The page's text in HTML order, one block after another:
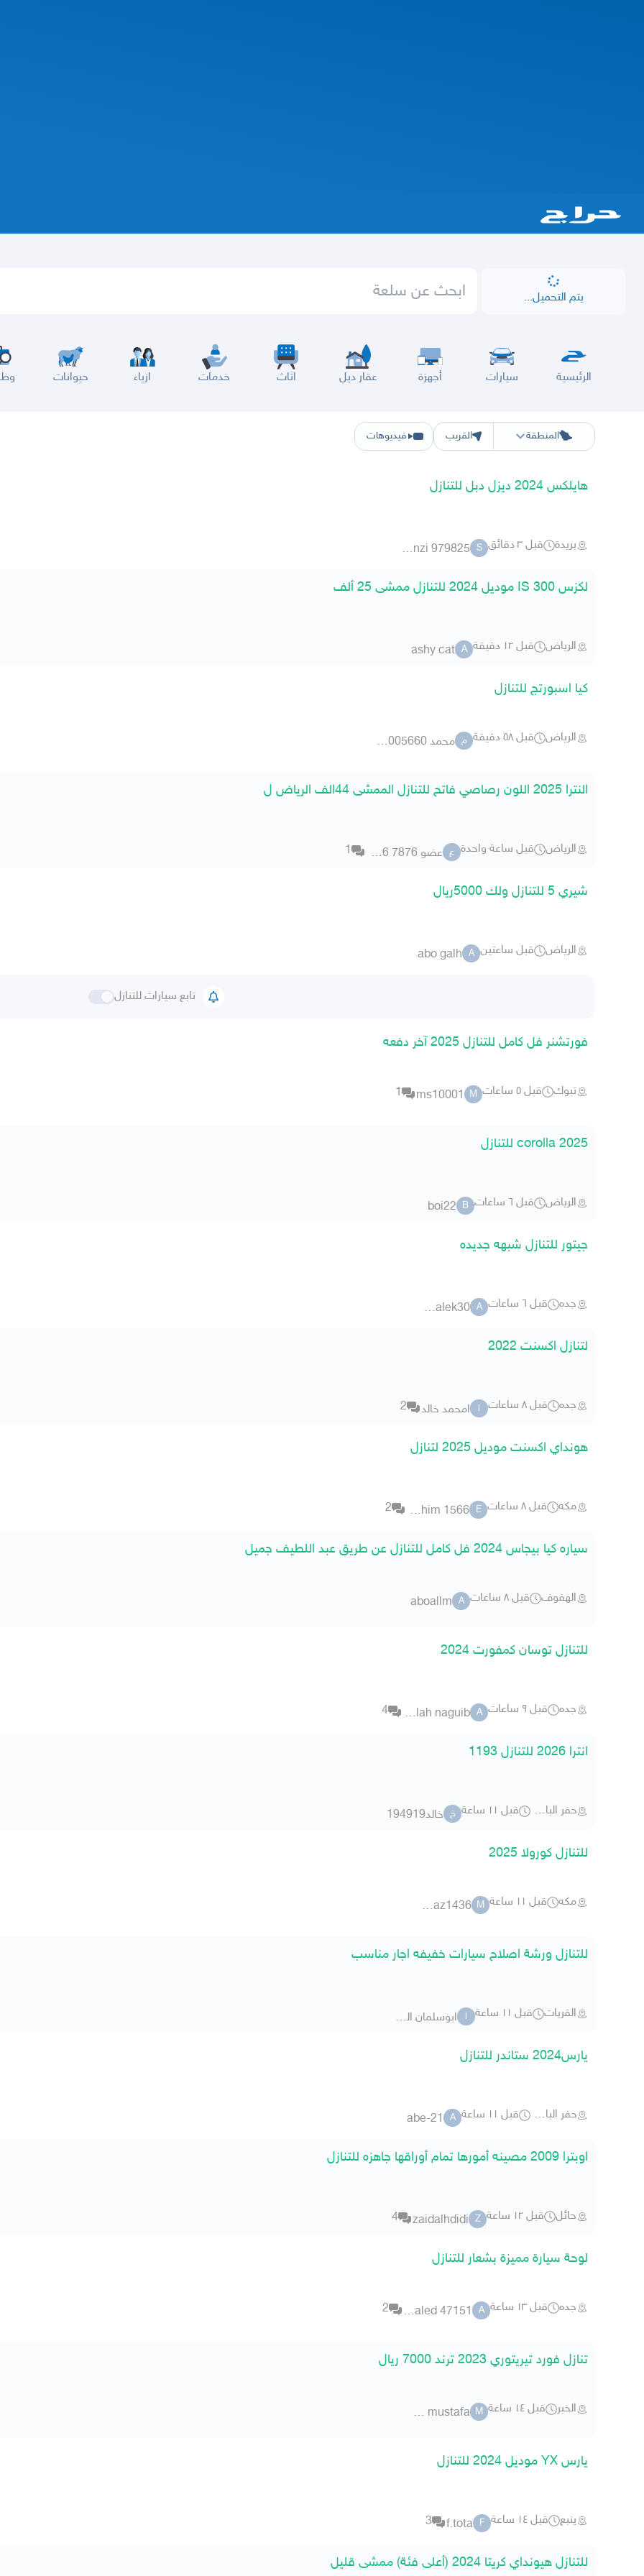
يتم التحميل...
الرئيسية سيارات أجهزة عقار ديل اثاث خدمات ازياء حيوانات
المنطقة
الرياض الشرقيه حفر الباطن المدينة القصيم
القريب فيديوهات
هايلكس 2024 ديزل دبل للتنازل
بريدة قبل ٣ دقائق S
sami alanzi 979825
لكزس IS 300 موديل 2024 للتنازل ممشى 25 ألف
الرياض قبل ١٢ دقيقة A
ashy cat
كيا اسبورتج للتنازل
الرياض قبل ٥٨ دقيقة م محمد 00000000005660
النترا 2025 اللون رصاصي فاتح للتنازل الممشى 44الف الرياض ل
الرياض قبل ساعة واحدة ع عضو 7876 3526 1
شيري 5 للتنازل ولك 5000ريال
الرياض قبل ساعتين A
abo galh
تابع سيارات للتنازل
فورتشنر فل كامل للتنازل 2025 آخر دفعه
تبوك قبل ٥ ساعات M
ms10001
1
2025 corolla للتنازل
الرياض قبل ٦ ساعات B
boi22
جيتور للتنازل شبهه جديده
جده قبل ٦ ساعات A
abumalek30
لتنازل اكسنت 2022
جده قبل ٨ ساعات ا امحمد خالد 2
هونداي اكسنت موديل 2025 لتنازل
مكه قبل ٨ ساعات E
ebrahim 1566
2
سياره كيا بيجاس 2024 فل كامل للتنازل عن طريق عبد اللطيف جميل
الهفوف قبل ٨ ساعات A
aboallm
للتنازل توسان كمفورت 2024
جده قبل ٩ ساعات A
abdullah naguib
4
انترا 2026 للتنازل 1193
حفر الباطن قبل ١١ ساعة خ خالد194919
للتنازل كورولا 2025
مكه قبل ١١ ساعة M
mejaz1436
للتنازل ورشة اصلاح سيارات خفيفه اجار مناسب
القريات قبل ١١ ساعة ا ابوسلمان الشمال
يارس2024 ستاندر للتنازل
حفر الباطن قبل ١١ ساعة A
abe-21
اوبترا 2009 مصينه أمورها تمام أوراقها جاهزه للتنازل
حائل قبل ١٢ ساعة Z
zaidalhdidi
4
لوحة سيارة مميزة بشعار للتنازل
جده قبل ١٣ ساعة A
abukhaled 47151
2
تنازل فورد تيريتوري 2023 ترند 7000 ريال
الخبر قبل ١٤ ساعة M
majdi mustafa
يارس YX موديل 2024 للتنازل
ينبع قبل ١٤ ساعة F
f.tota
3
للتنازل هيونداي كريتا 2024 (أعلى فئة) ممشى قليل